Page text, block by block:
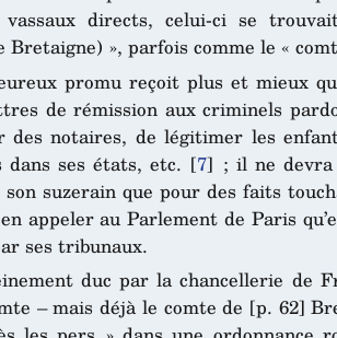
directs, celui-ci se
Bretaigne) », parfois comme le «
promu reçoit plus et mieux
de rémission aux criminels
des notaires, de légitimer les
ses états, etc. [7] ; il ne devra
suzerain que pour des faits
appeler au Parlement de Paris
ses tribunaux.
duc par la chancellerie de
– mais déjà le comte de [p. 62]